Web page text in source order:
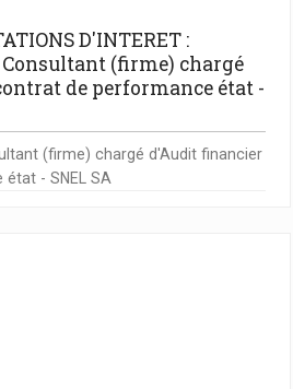
D'INTERET :
(firme) chargé
de performance état -
(firme) chargé d'Audit financier
- SNEL SA